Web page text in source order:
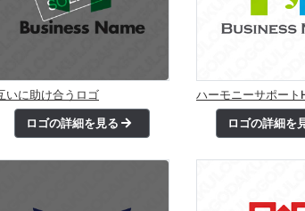
いに助け合うロゴ
ロゴの詳細を見る
ハーモニーサポート
ロゴの詳細を